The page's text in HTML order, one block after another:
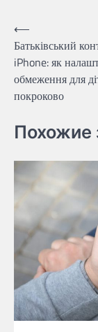
Навігація
записів
⟵
Батьківський
iPhone: як
обмеження для
покроково
Похожие